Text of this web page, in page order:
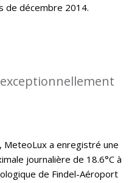
de décembre 2014.
MeteoLux a enregistré une
journalière de 18.6°C à
de Findel-Aéroport